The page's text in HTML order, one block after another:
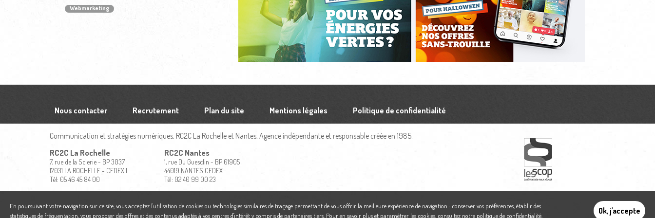
Webmarketing
Nous contacter Recrutement Plan du site Mentions légales Politique de confidentialité
Communication et stratégies numériques, RC2C La Rochelle et Nantes, Agence indépendante et responsable créée en 1985.
RC2C La Rochelle
7, rue de la Scierie - BP 3037
17031 LA ROCHELLE - CEDEX 1
Tél: 05 46 45 84 00
RC2C Nantes
1, rue Du Guesclin - BP 61905
44019 NANTES CEDEX
Tél: 02 40 99 00 23
En poursuivant votre navigation sur ce site, vous acceptez l'utilisation de cookies ou technologies similaires de traçage permettant de vous offrir la meilleure expérience de navigation : conserver vos préférences, établir des
statistiques de fréquentation, vous proposer des offres et des contenus adaptés à vos centres d'intérêt y compris de partenaires tiers. Pour en savoir plus et paramétrer les cookies, consultez notre politique de confidentialité Ok, j'accepte